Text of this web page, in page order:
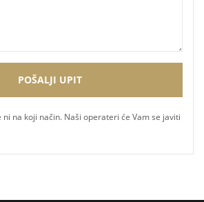
ni na koji način. Naši operateri će Vam se javiti